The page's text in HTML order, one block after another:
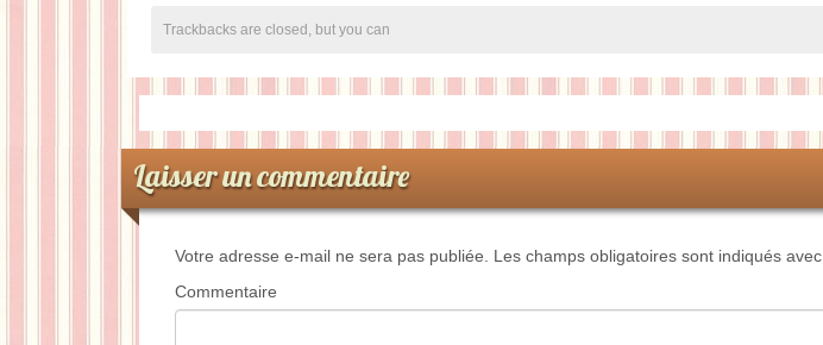
Trackbacks are closed, but you can
Laisser un commentaire
Votre adresse e-mail ne sera pas publiée. Les champs obligatoires sont indiqués avec
Commentaire